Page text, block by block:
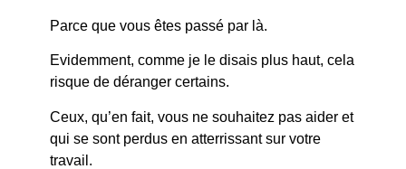
Parce que vous êtes passé par là.
Evidemment, comme je le disais plus haut, cela
risque de déranger certains.
Ceux, qu’en fait, vous ne souhaitez pas aider et
qui se sont perdus en atterrissant sur votre
travail.